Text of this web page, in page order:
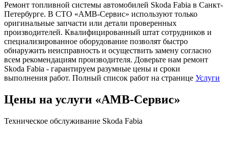
Ремонт топливной системы автомобилей Skoda Fabia в Санкт-
Петербурге. В СТО «АМВ-Сервис» используют только
оригинальные запчасти или детали проверенных
производителей. Квалифицированный штат сотрудников и
специализированное оборудование позволят быстро
обнаружить неисправность и осуществить замену согласно
всем рекомендациям производителя. Доверьте нам ремонт
Skoda Fabia - гарантируем разумные цены и сроки
выполнения работ. Полный список работ на странице Услуги
Цены на услуги «АМВ-Сервис»
Техническое обслуживание Skoda Fabia